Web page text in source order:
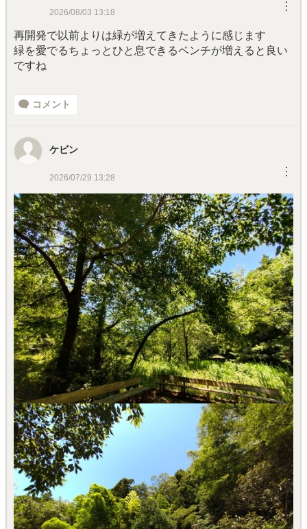
2026/08/03 13:18 ︙
再開発で以前よりは緑が増えてきたように感じます
緑を愛でるちょっとひと息できるベンチが増えると良い
ですね
コメント
ケビン
2026/07/29 13:28 ︙